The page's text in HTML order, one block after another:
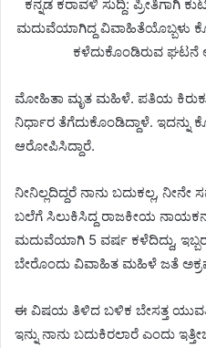
ಕನ್ನಡ ಕರಾವಳಿ ಸುದ್ದಿ: ಪ್ರೀತಿಗಾಗಿ
ಮದುವೆಯಾಗಿದ್ದ ವಿವಾಹಿತೆಯೊಬ್ಬಳು
ಕಳೆದುಕೊಂಡಿರುವ ಘಟನೆ
ಮೋಹಿತಾ ಮೃತ ಮಹಿಳೆ. ಪತಿಯ
ನಿರ್ಧಾರ ತೆಗೆದುಕೊಂಡಿದ್ದಾಳೆ.
ಆರೋಪಿಸಿದ್ದಾರೆ.
ನೀನಿಲ್ಲದಿದ್ದರೆ ನಾನು ಬದುಕಲ್ಲ,
ಬಲೆಗೆ ಸಿಲುಕಿಸಿದ್ದ ರಾಜಕೀಯ
ಮದುವೆಯಾಗಿ 5 ವರ್ಷ ಕಳೆದಿದ್ದು,
ಬೇರೊಂದು ವಿವಾಹಿತ ಮಹಿಳೆ ಜತೆ
ಈ ವಿಷಯ ತಿಳಿದ ಬಳಿಕ ಬೇಸತ್ತ
ಇನ್ನು ನಾನು ಬದುಕಿರಲಾರೆ ಎಂದು